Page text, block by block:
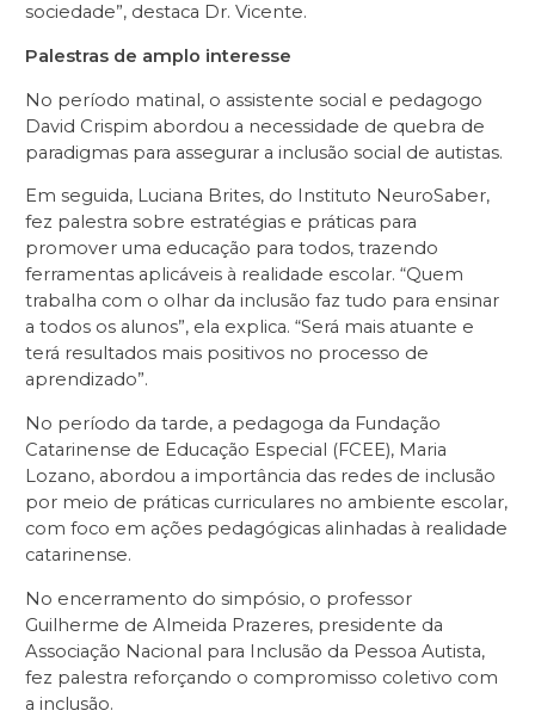
sociedade”, destaca Dr. Vicente.
Palestras de amplo interesse
No período matinal, o assistente social e pedagogo
David Crispim abordou a necessidade de quebra de
paradigmas para assegurar a inclusão social de autistas.
Em seguida, Luciana Brites, do Instituto NeuroSaber,
fez palestra sobre estratégias e práticas para
promover uma educação para todos, trazendo
ferramentas aplicáveis à realidade escolar. “Quem
trabalha com o olhar da inclusão faz tudo para ensinar
a todos os alunos”, ela explica. “Será mais atuante e
terá resultados mais positivos no processo de
aprendizado”.
No período da tarde, a pedagoga da Fundação
Catarinense de Educação Especial (FCEE), Maria
Lozano, abordou a importância das redes de inclusão
por meio de práticas curriculares no ambiente escolar,
com foco em ações pedagógicas alinhadas à realidade
catarinense.
No encerramento do simpósio, o professor
Guilherme de Almeida Prazeres, presidente da
Associação Nacional para Inclusão da Pessoa Autista,
fez palestra reforçando o compromisso coletivo com
a inclusão.